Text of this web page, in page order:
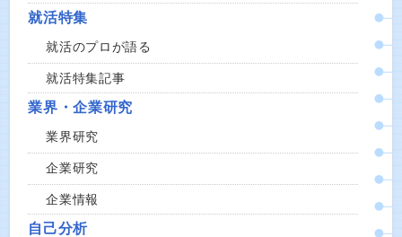
就活特集
就活のプロが語る
就活特集記事
業界・企業研究
業界研究
企業研究
企業情報
自己分析